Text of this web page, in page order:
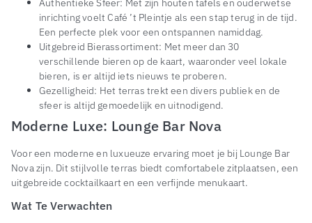
inrichting voelt Café ’t Pleintje als een stap terug in de tijd.
Een perfecte plek voor een ontspannen namiddag.
Uitgebreid Bierassortiment: Met meer dan 30
verschillende bieren op de kaart, waaronder veel lokale
bieren, is er altijd iets nieuws te proberen.
Gezelligheid: Het terras trekt een divers publiek en de
sfeer is altijd gemoedelijk en uitnodigend.
Moderne Luxe: Lounge Bar Nova
Voor een moderne en luxueuze ervaring moet je bij Lounge Bar
Nova zijn. Dit stijlvolle terras biedt comfortabele zitplaatsen, een
uitgebreide cocktailkaart en een verfijnde menukaart.
Wat Te Verwachten